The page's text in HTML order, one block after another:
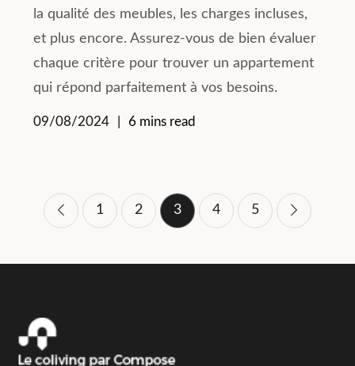
la qualité des meubles, les charges incluses,
et plus encore. Assurez-vous de bien évaluer
chaque critère pour trouver un appartement
qui répond parfaitement à vos besoins.
09/08/2024 6 mins read
Pagination
1 2 3 4 5